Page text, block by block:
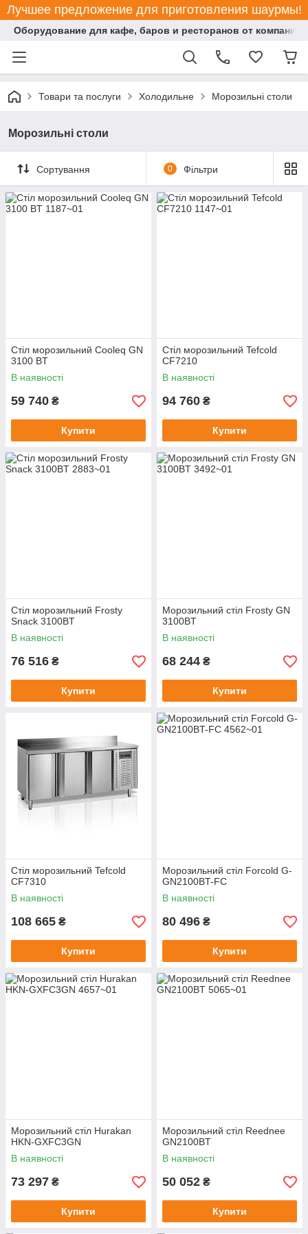
Лучшее предложение для приготовления шаурмы!
Оборудование для кафе, баров и ресторанов от компании
Товари та послуги Холодильне Морозильні столи
Морозильні столи
Сортування 0 Фільтри
Стіл морозильний Cooleq GN
3100 BT
В наявності
59 740 ₴
Купити
Стіл морозильний Tefcold
CF7210
В наявності
94 760 ₴
Купити
Стіл морозильний Frosty
Snack 3100BT
В наявності
76 516 ₴
Купити
Морозильний стіл Frosty GN
3100BT
В наявності
68 244 ₴
Купити
Стіл морозильний Tefcold
CF7310
В наявності
108 665 ₴
Купити
Морозильний стіл Forcold G-
GN2100BT-FC
В наявності
80 496 ₴
Купити
Морозильний стіл Hurakan
HKN-GXFC3GN
В наявності
73 297 ₴
Купити
Морозильний стіл Reednee
GN2100BT
В наявності
50 052 ₴
Купити